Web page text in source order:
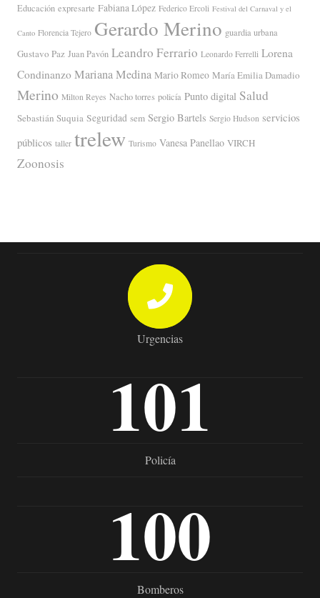
Educación expresarte Fabiana López Federico Ercoli Festival del Carnaval y el
Canto Florencia Tejero Gerardo Merino guardia urbana
Gustavo Paz Juan Pavón Leandro Ferrario Leonardo Ferrelli Lorena
Condinanzo Mariana Medina Mario Romeo María Emilia Damadio
Merino Milton Reyes Nacho torres policía Punto digital Salud
Sebastián Suquia Seguridad sem Sergio Bartels Sergio Hudson servicios
públicos taller trelew Turismo Vanesa Panellao VIRCH
Zoonosis
Urgencias
101
Policía
100
Bomberos